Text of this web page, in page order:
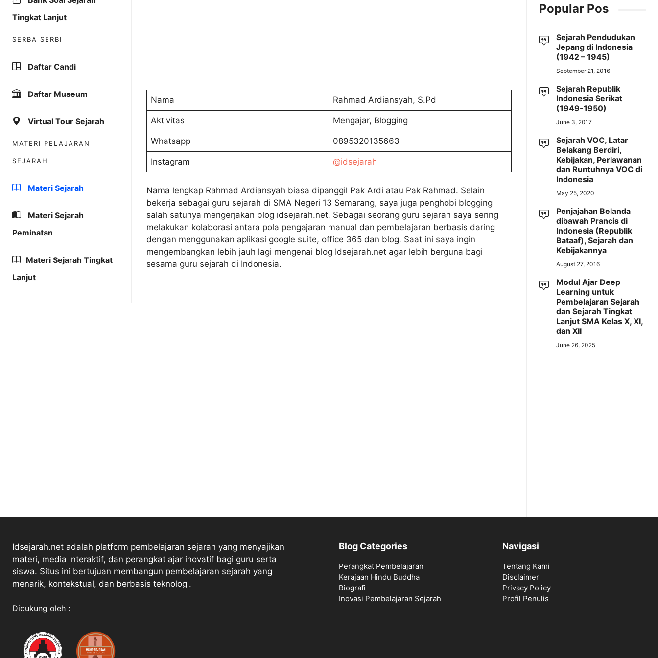
Nama Rahmad Ardiansyah, S.Pd
Aktivitas Mengajar, Blogging
Whatsapp 0895320135663
Instagram @idsejarah
Nama lengkap Rahmad Ardiansyah biasa dipanggil Pak Ardi atau Pak Rahmad. Selain
bekerja sebagai guru sejarah di SMA Negeri 13 Semarang, saya juga penghobi blogging
salah satunya mengerjakan blog idsejarah.net. Sebagai seorang guru sejarah saya sering
melakukan kolaborasi antara pola pengajaran manual dan pembelajaran berbasis daring
dengan menggunakan aplikasi google suite, office 365 dan blog. Saat ini saya ingin
mengembangkan lebih jauh lagi mengenai blog Idsejarah.net agar lebih berguna bagi
sesama guru sejarah di Indonesia.
Tingkat Lanjut
SERBA SERBI
Daftar Candi
Daftar Museum
Virtual Tour Sejarah
MATERI PELAJARAN
SEJARAH
Materi Sejarah
Materi Sejarah
Peminatan
Materi Sejarah Tingkat
Lanjut
Popular Pos
Sejarah Pendudukan
Jepang di Indonesia
(1942 – 1945)
September 21, 2016
Sejarah Republik
Indonesia Serikat
(1949-1950)
June 3, 2017
Sejarah VOC, Latar
Belakang Berdiri,
Kebijakan, Perlawanan
dan Runtuhnya VOC di
Indonesia
May 25, 2020
Penjajahan Belanda
dibawah Prancis di
Indonesia (Republik
Bataaf), Sejarah dan
Kebijakannya
August 27, 2016
Modul Ajar Deep
Learning untuk
Pembelajaran Sejarah
dan Sejarah Tingkat
Lanjut SMA Kelas X, XI,
dan XII
June 26, 2025
Idsejarah.net adalah platform pembelajaran sejarah yang menyajikan
materi, media interaktif, dan perangkat ajar inovatif bagi guru serta
siswa. Situs ini bertujuan membangun pembelajaran sejarah yang
menarik, kontekstual, dan berbasis teknologi.
Didukung oleh :
Blog Categories
Perangkat Pembelajaran
Kerajaan Hindu Buddha
Biografi
Inovasi Pembelajaran Sejarah
Navigasi
Tentang Kami
Disclaimer
Privacy Policy
Profil Penulis